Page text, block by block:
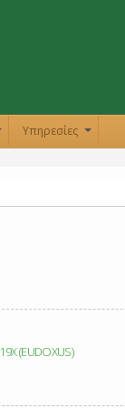
Υπηρεσίες
(EUDOXUS)